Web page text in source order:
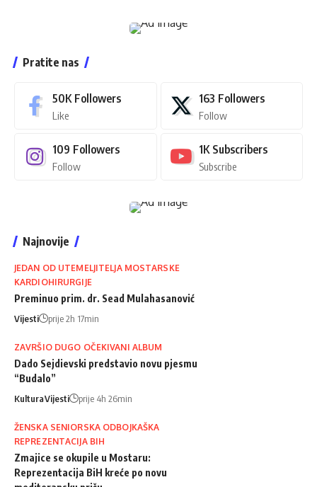
Pratite nas
50K Followers
Like
163 Followers
Follow
109 Followers
Follow
1K Subscribers
Subscribe
Najnovije
JEDAN OD UTEMELJITELJA MOSTARSKE
KARDIOHIRURGIJE
Preminuo prim. dr. Sead Mulahasanović
Vijesti prije 2h 17min
ZAVRŠIO DUGO OČEKIVANI ALBUM
Dado Sejdievski predstavio novu pjesmu
“Budalo”
KulturaVijesti prije 4h 26min
ŽENSKA SENIORSKA ODBOJKAŠKA
REPREZENTACIJA BIH
Zmajice se okupile u Mostaru:
Reprezentacija BiH kreće po novu